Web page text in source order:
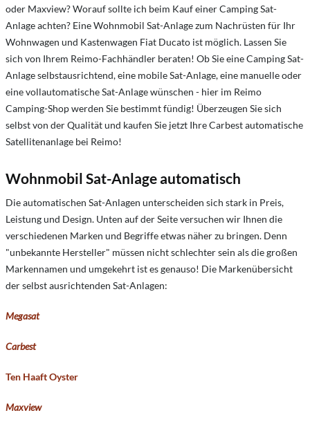
oder Maxview? Worauf sollte ich beim Kauf einer Camping Sat-
Anlage achten? Eine Wohnmobil Sat-Anlage zum Nachrüsten für Ihr
Wohnwagen und Kastenwagen Fiat Ducato ist möglich. Lassen Sie
sich von Ihrem Reimo-Fachhändler beraten! Ob Sie eine Camping Sat-
Anlage selbstausrichtend, eine mobile Sat-Anlage, eine manuelle oder
eine vollautomatische Sat-Anlage wünschen - hier im Reimo
Camping-Shop werden Sie bestimmt fündig! Überzeugen Sie sich
selbst von der Qualität und kaufen Sie jetzt Ihre Carbest automatische
Satellitenanlage bei Reimo!
Wohnmobil Sat-Anlage automatisch
Die automatischen Sat-Anlagen unterscheiden sich stark in Preis,
Leistung und Design. Unten auf der Seite versuchen wir Ihnen die
verschiedenen Marken und Begriffe etwas näher zu bringen. Denn
"unbekannte Hersteller" müssen nicht schlechter sein als die großen
Markennamen und umgekehrt ist es genauso! Die Markenübersicht
der selbst ausrichtenden Sat-Anlagen:
Megasat
Carbest
Ten Haaft Oyster
Maxview